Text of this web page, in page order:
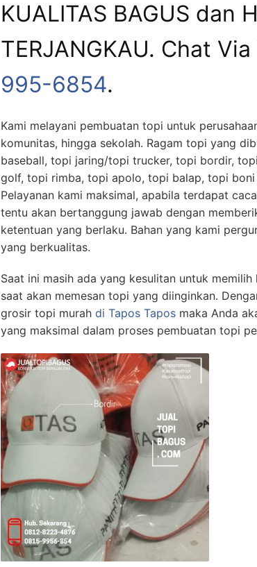
KUALITAS BAGUS dan
TERJANGKAU. Chat Via
995-6854.
Kami melayani pembuatan topi untuk
komunitas, hingga sekolah. Ragam topi yang
baseball, topi jaring/topi trucker, topi bordir,
golf, topi rimba, topi apolo, topi balap, topi boni
Pelayanan kami maksimal, apabila terdapat
tentu akan bertanggung jawab dengan
ketentuan yang berlaku. Bahan yang kami
yang berkualitas.
Saat ini masih ada yang kesulitan untuk
saat akan memesan topi yang diinginkan.
grosir topi murah di Tapos Tapos maka Anda
yang maksimal dalam proses pembuatan topi